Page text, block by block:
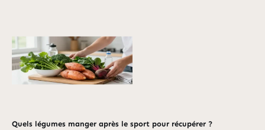
Quels légumes manger après le sport pour récupérer ?